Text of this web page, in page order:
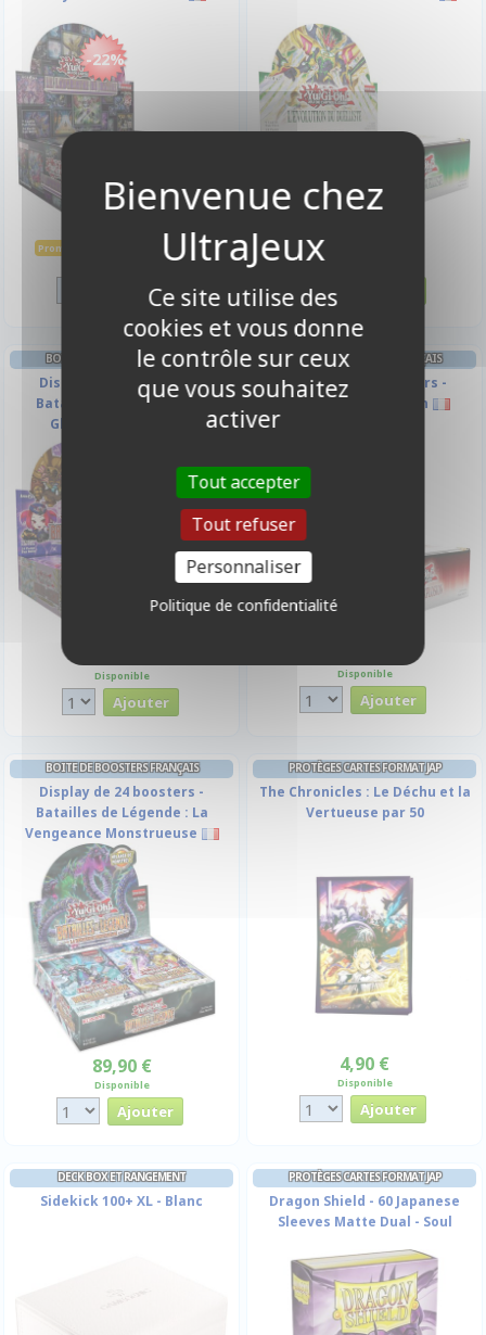
-22%
Promo -22% 69,90 €
BOITE DE BOOSTERS FRANÇAIS
Display de 24 boosters -
Batailles de Légende : La
Glorieuse Galerie
Disponible
BOITE DE BOOSTERS FRANÇAIS
Display de 24 Boosters -
Protocole d'Explosion
Disponible
BOITE DE BOOSTERS FRANÇAIS
Display de 24 boosters -
Batailles de Légende : La
Vengeance Monstrueuse
89,90 €
Disponible
PROTÈGES CARTES FORMAT JAP
The Chronicles : Le Déchu et la
Vertueuse par 50
4,90 €
Disponible
DECK BOX ET RANGEMENT
Sidekick 100+ XL - Blanc
PROTÈGES CARTES FORMAT JAP
Dragon Shield - 60 Japanese
Sleeves Matte Dual - Soul
Ce site utilise des
cookies et vous donne
le contrôle sur ceux
que vous souhaitez
activer
Tout accepter
Tout refuser
Personnaliser
Politique de confidentialité